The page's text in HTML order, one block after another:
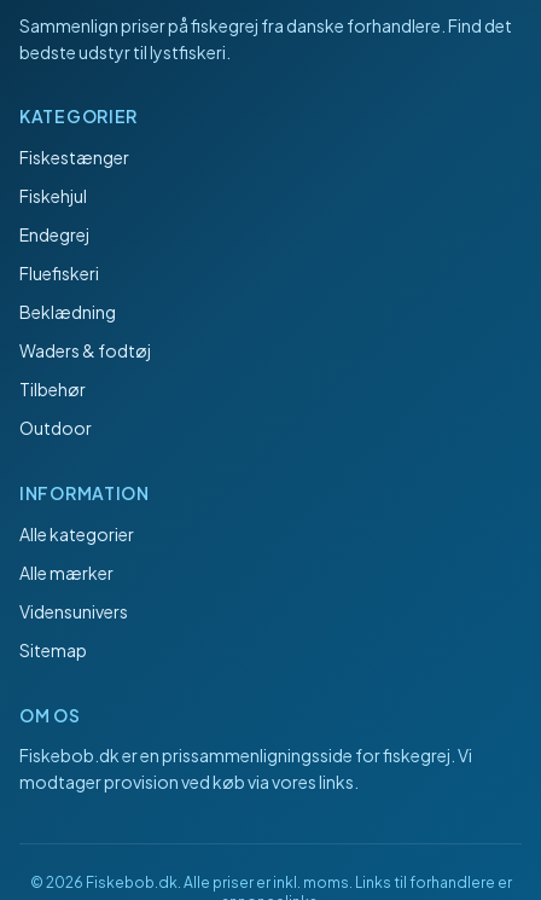
Sammenlign priser på fiskegrej fra danske forhandlere. Find det
bedste udstyr til lystfiskeri.
KATEGORIER
Fiskestænger
Fiskehjul
Endegrej
Fluefiskeri
Beklædning
Waders & fodtøj
Tilbehør
Outdoor
INFORMATION
Alle kategorier
Alle mærker
Vidensunivers
Sitemap
OM OS
Fiskebob.dker en prissammenligningsside for fiskegrej. Vi
modtager provision ved køb via vores links.
© 2026 Fiskebob.dk. Alle priser er inkl. moms. Links til forhandlere er